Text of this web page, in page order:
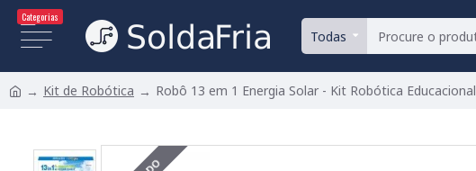
Categorias
Todas
Kit de Robótica Robô 13 em 1 Energia Solar - Kit Robótica Educacional